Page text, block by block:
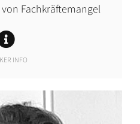
Fachkräftemangel
INFO